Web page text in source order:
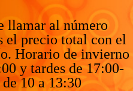
llamar al número
el precio total con el
Horario de invierno
y tardes de 17:00-
10 a 13:30